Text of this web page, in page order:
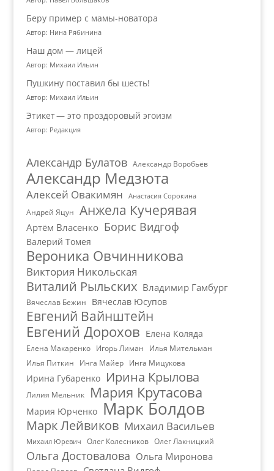
Беру пример с мамы-новатора
Автор: Нина Рябинина
Наш дом — лицей
Автор: Михаил Ильин
Пушкину поставил бы шесть!
Автор: Михаил Ильин
Этикет — это проздоровый эгоизм
Автор: Редакция
Александр Булатов Александр Воробьёв
Александр Медзюта
Алексей Овакимян Анастасия Сорокина
Андрей Яцун Анжела Кучерявая
Артём Власенко Борис Видгоф
Валерий Томея
Вероника Овчинникова
Виктория Никольская
Виталий Рыльских Владимир Гамбург
Вячеслав Бежин Вячеслав Юсупов
Евгений Вайнштейн
Евгений Дорохов Елена Коляда
Елена Макаренко Игорь Лиман
Илья Мительман
Илья Питкин
Инга Майер Инга Мицукова
Ирина Губаренко Ирина Крылова
Лилия Мельник Мария Крутасова
Мария Юрченко Марк Болдов
Марк Лейвиков Михаил Васильев
Михаил Юревич Олег Колесников Олег Лакницкий
Ольга Достовалова Ольга Миронова